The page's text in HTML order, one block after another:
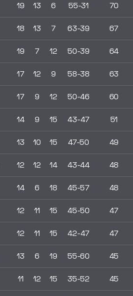
19 13 6 55-31 70
18 13 7 63-39 67
19 7 12 50-39 64
17 12 9 58-38 63
17 9 12 50-46 60
14 9 15 43-47 51
13 10 15 47-50 49
12 12 14 43-44 48
14 6 18 45-57 48
12 11 15 45-50 47
12 11 15 42-47 47
13 6 19 55-60 45
11 12 15 35-52 45